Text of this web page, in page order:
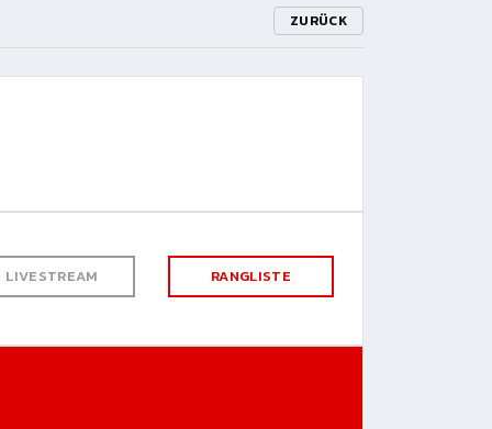
ZURÜCK
LIVESTREAM RANGLISTE